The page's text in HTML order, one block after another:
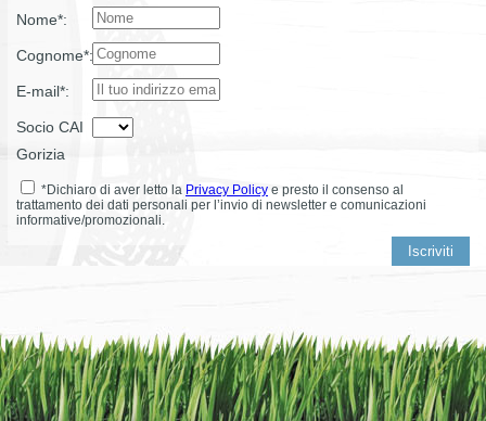
Nome*:
Cognome*:
E-mail*:
Socio CAI
Gorizia
*Dichiaro di aver letto la Privacy Policy e presto il consenso al
trattamento dei dati personali per l’invio di newsletter e comunicazioni
informative/promozionali.